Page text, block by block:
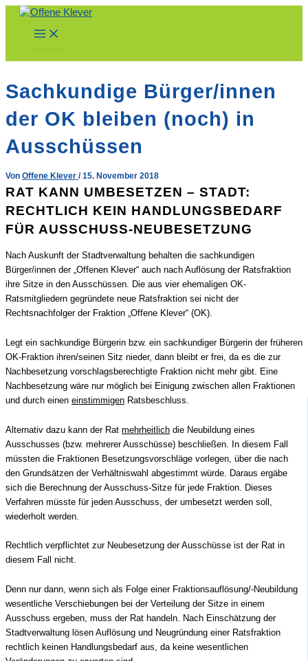
Zum
springen
Main
Menu
Sachkundige Bürger/innen
der OK bleiben (noch) in
Ausschüssen
Von Offene Klever /15. November 2018
RAT KANN UMBESETZEN – STADT:
RECHTLICH KEIN HANDLUNGSBEDARF
FÜR AUSSCHUSS-NEUBESETZUNG
Nach Auskunft der Stadtverwaltung behalten die sachkundigen
Bürger/innen der „Offenen Klever“ auch nach Auflösung der Ratsfraktion
ihre Sitze in den Ausschüssen. Die aus vier ehemaligen OK-
Ratsmitgliedern gegründete neue Ratsfraktion sei nicht der
Rechtsnachfolger der Fraktion „Offene Klever“ (OK).
Legt ein sachkundige Bürgerin bzw. ein sachkundiger Bürgerin der früheren
OK-Fraktion ihren/seinen Sitz nieder, dann bleibt er frei, da es die zur
Nachbesetzung vorschlagsberechtigte Fraktion nicht mehr gibt. Eine
Nachbesetzung wäre nur möglich bei Einigung zwischen allen Fraktionen
und durch einen einstimmigen Ratsbeschluss.
Alternativ dazu kann der Rat mehrheitlich die Neubildung eines
Ausschusses (bzw. mehrerer Ausschüsse) beschließen. In diesem Fall
müssten die Fraktionen Besetzungsvorschläge vorlegen, über die nach
den Grundsätzen der Verhältniswahl abgestimmt würde. Daraus ergäbe
sich die Berechnung der Ausschuss-Sitze für jede Fraktion. Dieses
Verfahren müsste für jeden Ausschuss, der umbesetzt werden soll,
wiederholt werden.
Rechtlich verpflichtet zur Neubesetzung der Ausschüsse ist der Rat in
diesem Fall nicht.
Denn nur dann, wenn sich als Folge einer Fraktionsauflösung/-Neubildung
wesentliche Verschiebungen bei der Verteilung der Sitze in einem
Ausschuss ergeben, muss der Rat handeln. Nach Einschätzung der
Stadtverwaltung lösen Auflösung und Neugründung einer Ratsfraktion
rechtlich keinen Handlungsbedarf aus, da keine wesentlichen